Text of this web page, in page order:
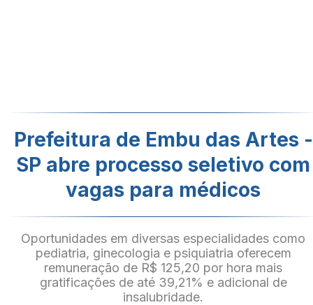
Prefeitura de Embu das Artes -
SP abre processo seletivo com
vagas para médicos
Oportunidades em diversas especialidades como
pediatria, ginecologia e psiquiatria oferecem
remuneração de R$ 125,20 por hora mais
gratificações de até 39,21% e adicional de
insalubridade.